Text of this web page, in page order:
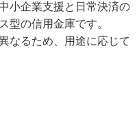
小企業支援と日常決済の
型の信用金庫です。
なるため、用途に応じて